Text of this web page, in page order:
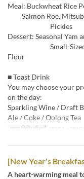
Meal: Buckwheat Rice
Salmon Roe,
Pickles
Dessert: Seasonal Yam
Small-Sized Milk-
Flour
■ Toast Drink
You may choose your
on the day:
Sparkling Wine / Draft
Ale / Coke / Oolong Tea
मान्य तिथि सीमाएँ जन 01 ~ जन
[New Year's
A heart-warming meal